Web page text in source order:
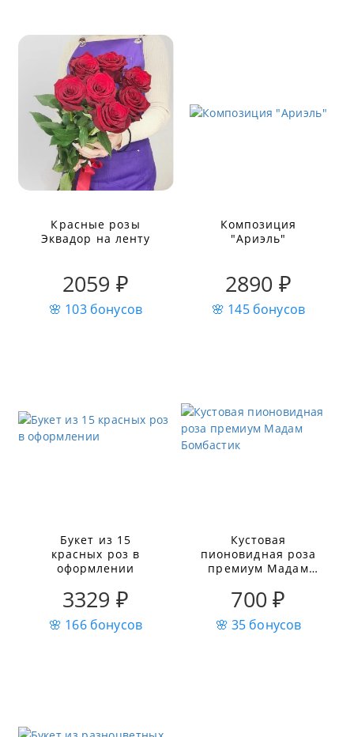
Красные розы
Эквадор на ленту
2059 ₽
🌸 103 бонусов
Композиция
"Ариэль"
2890 ₽
🌸 145 бонусов
Букет из 15
красных роз в
оформлении
3329 ₽
🌸 166 бонусов
Кустовая
пионовидная роза
премиум Мадам
700 ₽
🌸 35 бонусов